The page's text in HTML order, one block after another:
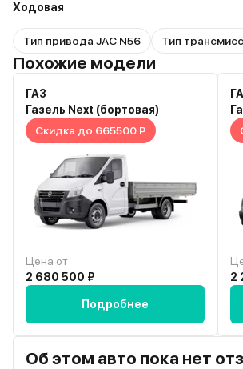
Ходовая
Тип привода JAC N56 Тип
Похожие модели
ГАЗ
Газель Next (бортовая)
Скидка до 665500 Р
Цена от
2 680 500 ₽
Подробнее
2
Об этом авто пока нет